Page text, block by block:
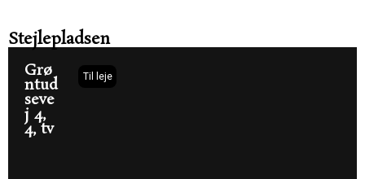
Stejlepladsen
Grø
ntud
seve
j 4,
4, tv
Til leje